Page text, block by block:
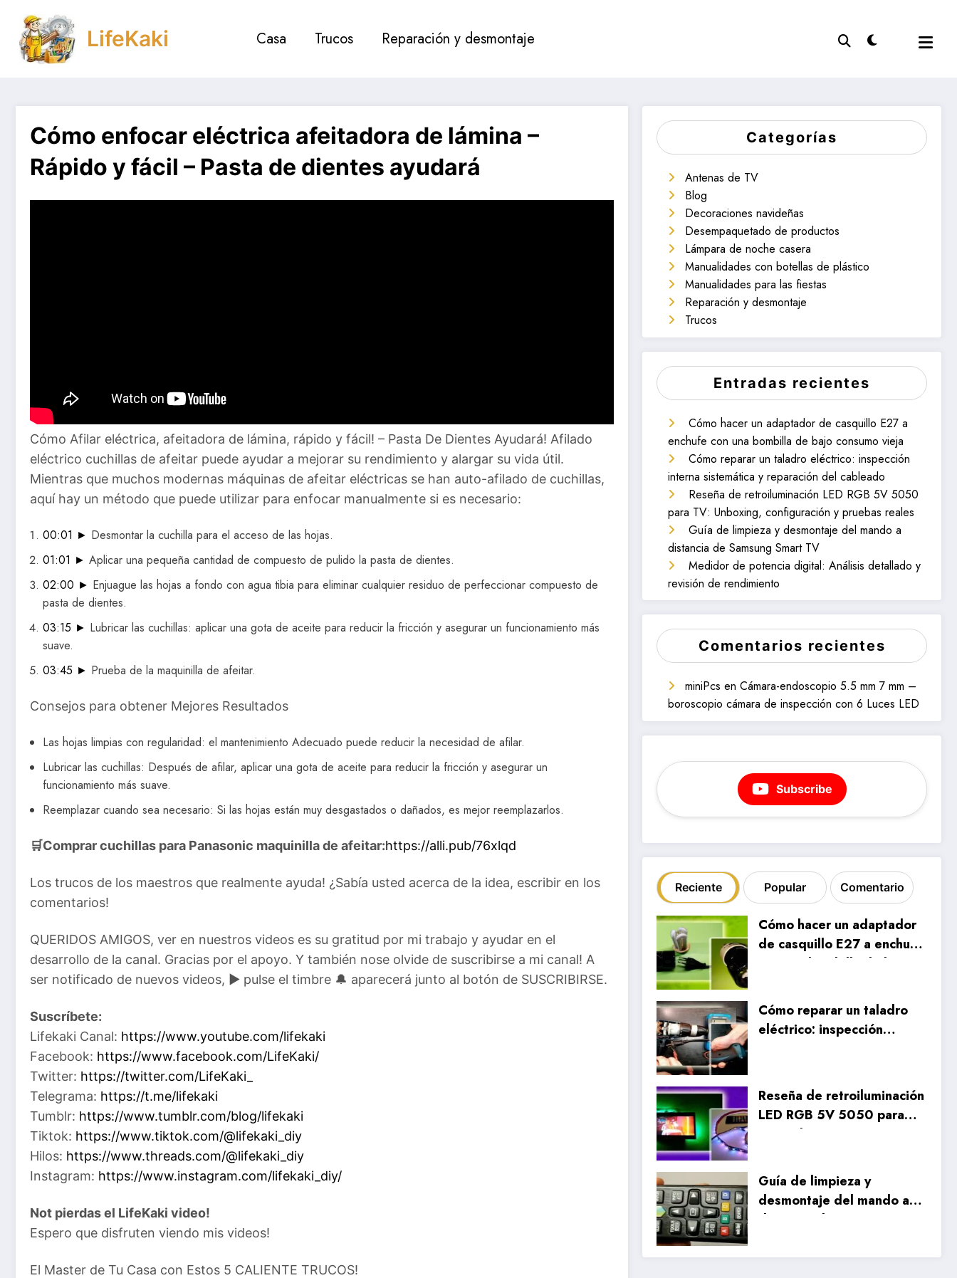
contenido
LifeKaki Casa Trucos Reparación y desmontaje
Cómo enfocar eléctrica afeitadora de lámina –
Rápido y fácil – Pasta de dientes ayudará
Cómo Afilar eléctrica, afeitadora de lámina, rápido y fácil! – Pasta De Dientes Ayudará! Afilado
eléctrico cuchillas de afeitar puede ayudar a mejorar su rendimiento y alargar su vida útil.
Mientras que muchos modernas máquinas de afeitar eléctricas se han auto-afilado de cuchillas,
aquí hay un método que puede utilizar para enfocar manualmente si es necesario:
00:01 ► Desmontar la cuchilla para el acceso de las hojas.
01:01 ► Aplicar una pequeña cantidad de compuesto de pulido la pasta de dientes.
02:00 ► Enjuague las hojas a fondo con agua tibia para eliminar cualquier residuo de perfeccionar compuesto de
pasta de dientes.
03:15 ► Lubricar las cuchillas: aplicar una gota de aceite para reducir la fricción y asegurar un funcionamiento más
suave.
03:45 ► Prueba de la maquinilla de afeitar.
Consejos para obtener Mejores Resultados
Las hojas limpias con regularidad: el mantenimiento Adecuado puede reducir la necesidad de afilar.
Lubricar las cuchillas: Después de afilar, aplicar una gota de aceite para reducir la fricción y asegurar un
funcionamiento más suave.
Reemplazar cuando sea necesario: Si las hojas están muy desgastados o dañados, es mejor reemplazarlos.
🛒Comprar cuchillas para Panasonic maquinilla de afeitar:https://alli.pub/76xlqd
Los trucos de los maestros que realmente ayuda! ¿Sabía usted acerca de la idea, escribir en los
comentarios!
QUERIDOS AMIGOS, ver en nuestros videos es su gratitud por mi trabajo y ayudar en el
desarrollo de la canal. Gracias por el apoyo. Y también nose olvide de suscribirse a mi canal! A
ser notificado de nuevos videos, ▶ ️pulse el timbre 🔔 aparecerá junto al botón de SUSCRIBIRSE.
Suscríbete:
Lifekaki Canal: https://www.youtube.com/lifekaki
Facebook: https://www.facebook.com/LifeKaki/
Twitter: https://twitter.com/LifeKaki_
Telegrama: https://t.me/lifekaki
Tumblr: https://www.tumblr.com/blog/lifekaki
Tiktok: https://www.tiktok.com/@lifekaki_diy
Hilos: https://www.threads.com/@lifekaki_diy
Instagram: https://www.instagram.com/lifekaki_diy/
Not pierdas el LifeKaki video!
Espero que disfruten viendo mis videos!
El Master de Tu Casa con Estos 5 CALIENTE TRUCOS!
Categorías
Antenas de TV
Blog
Decoraciones navideñas
Desempaquetado de productos
Lámpara de noche casera
Manualidades con botellas de plástico
Manualidades para las fiestas
Reparación y desmontaje
Trucos
Entradas recientes
Cómo hacer un adaptador de casquillo E27 a
enchufe con una bombilla de bajo consumo vieja
Cómo reparar un taladro eléctrico: inspección
interna sistemática y reparación del cableado
Reseña de retroiluminación LED RGB 5V 5050
para TV: Unboxing, configuración y pruebas reales
Guía de limpieza y desmontaje del mando a
distancia de Samsung Smart TV
Medidor de potencia digital: Análisis detallado y
revisión de rendimiento
Comentarios recientes
miniPcs enCámara-endoscopio 5.5 mm 7 mm –
boroscopio cámara de inspección con 6 Luces LED
Subscribe
Reciente Popular Comentario
Cómo hacer un adaptador
de casquillo E27 a enchufe
con una bombilla de bajo
Cómo reparar un taladro
eléctrico: inspección
Reseña de retroiluminación
LED RGB 5V 5050 para
TV: Unboxing,
reales
Guía de limpieza y
desmontaje del mando a
distancia de Samsung